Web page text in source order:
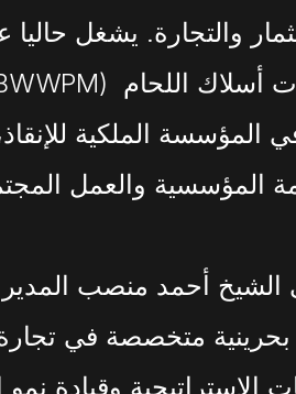
والتجارة. يشغل
المؤسسة الملكية
المؤسسية والعمل
متخصصة في
الاستراتيجية وقيادة